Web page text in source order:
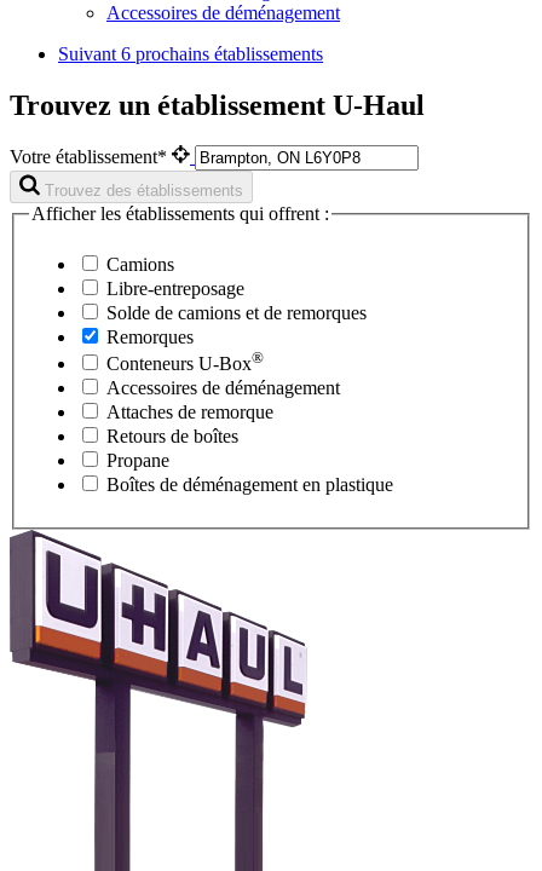
Accessoires de déménagement
Suivant 6 prochains établissements
Trouvez un établissement U-Haul
Votre établissement*
Trouvez des établissements
Afficher les établissements qui offrent :
Camions
Libre-entreposage
Solde de camions et de remorques
Remorques
Conteneurs U-Box®
Accessoires de déménagement
Attaches de remorque
Retours de boîtes
Propane
Boîtes de déménagement en plastique